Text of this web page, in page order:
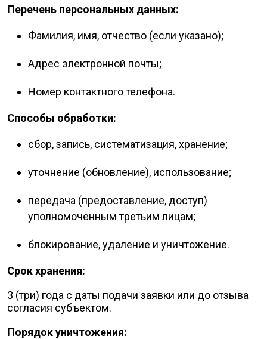
Перечень персональных данных:
Фамилия, имя, отчество (если указано);
Адрес электронной почты;
Номер контактного телефона.
Способы обработки:
сбор, запись, систематизация, хранение;
уточнение (обновление), использование;
передача (предоставление, доступ)
уполномоченным третьим лицам;
блокирование, удаление и уничтожение.
Срок хранения:
3 (три) года с даты подачи заявки или до отзыва
согласия субъектом.
Порядок уничтожения: